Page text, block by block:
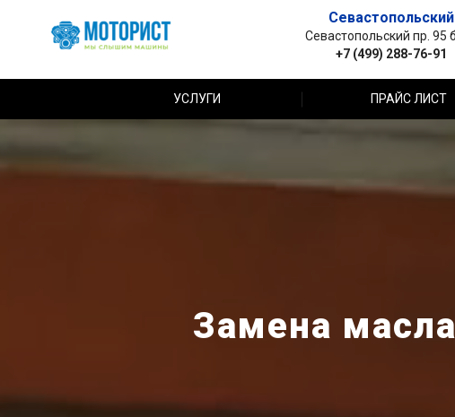
Севастопольский
Севастопольский пр. 95
+7 (499) 288-76-91
УСЛУГИ ПРАЙС ЛИСТ
Замена